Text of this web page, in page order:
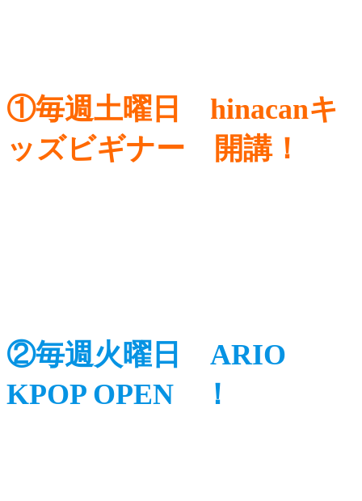
①毎週土曜日 hinacanキ
ッズビギナー 開講！
②毎週火曜日 ARIO
KPOP OPEN ！